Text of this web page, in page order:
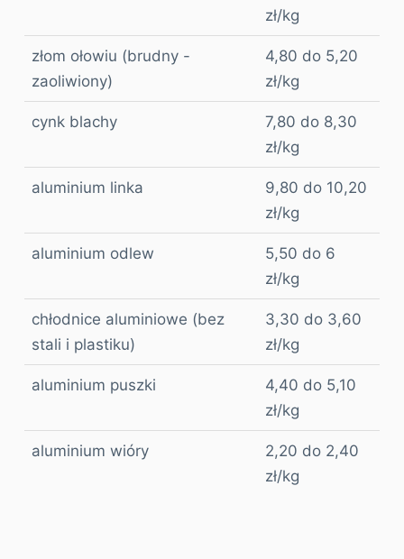
zł/kg
złom ołowiu (brudny -
zaoliwiony)
4,80 do 5,20
zł/kg
cynk blachy
7,80 do 8,30
zł/kg
aluminium linka
9,80 do 10,20
zł/kg
aluminium odlew
5,50 do 6
zł/kg
chłodnice aluminiowe (bez
stali i plastiku)
3,30 do 3,60
zł/kg
aluminium puszki
4,40 do 5,10
zł/kg
aluminium wióry
2,20 do 2,40
zł/kg